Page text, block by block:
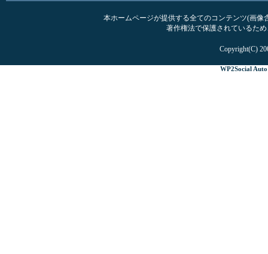
本ホームページが提供する全てのコンテンツ(画
著作権法で保護されているた
Copyright(C)
WP2Social